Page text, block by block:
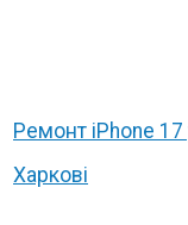
Ремонт iPhone 17
Харкові